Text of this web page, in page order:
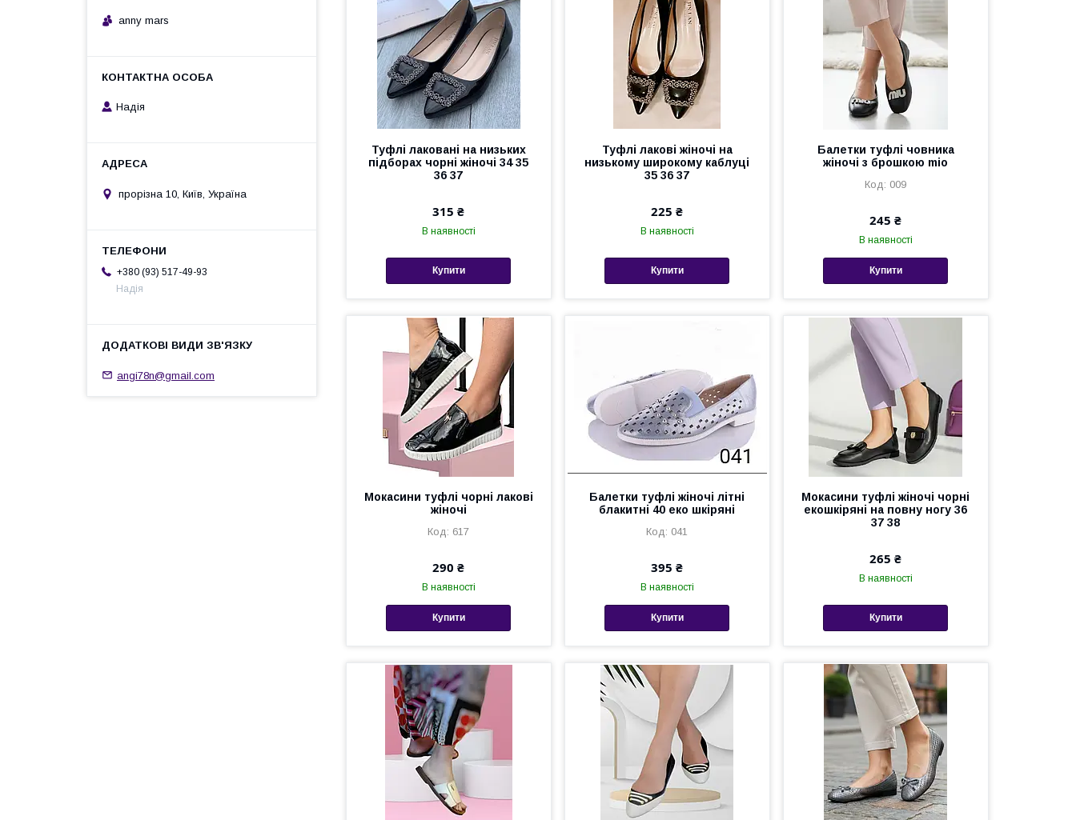
Туфлі лаковані на низьких
підборах чорні жіночі 34 35
36 37
315 ₴
В наявності
Купити
Туфлі лакові жіночі на
низькому широкому каблуці
35 36 37
225 ₴
В наявності
Купити
Балетки туфлі човника
жіночі з брошкою mio
009
245 ₴
В наявності
Купити
Мокасини туфлі чорні лакові
жіночі
617
290 ₴
В наявності
Купити
Балетки туфлі жіночі літні
блакитні 40 еко шкіряні
041
395 ₴
В наявності
Купити
Мокасини туфлі жіночі чорні
екошкіряні на повну ногу 36
37 38
265 ₴
В наявності
Купити
anny mars
Надія
прорізна 10, Київ, Україна
+380 (93) 517-49-93
Надія
angi78n@gmail.com